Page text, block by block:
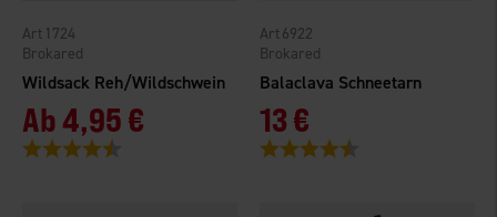
Wildsack Reh/Wildschwein
Brokared
1724
Ab4,95 €
Bewertung:
Balaclava Schneetarn
Brokared
6922
13 €
Bewertung: